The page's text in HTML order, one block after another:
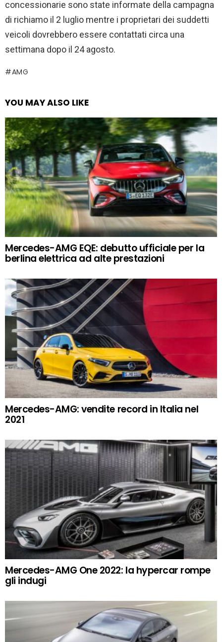
concessionarie sono state informate della campagna
di richiamo il 2 luglio mentre i proprietari dei suddetti
veicoli dovrebbero essere contattati circa una
settimana dopo il 24 agosto.
AMG
YOU MAY ALSO LIKE
Mercedes-AMG EQE: debutto ufficiale per la
berlina elettrica ad alte prestazioni
Mercedes-AMG: vendite record in Italia nel
2021
Mercedes-AMG One 2022: la hypercar rompe
gli indugi